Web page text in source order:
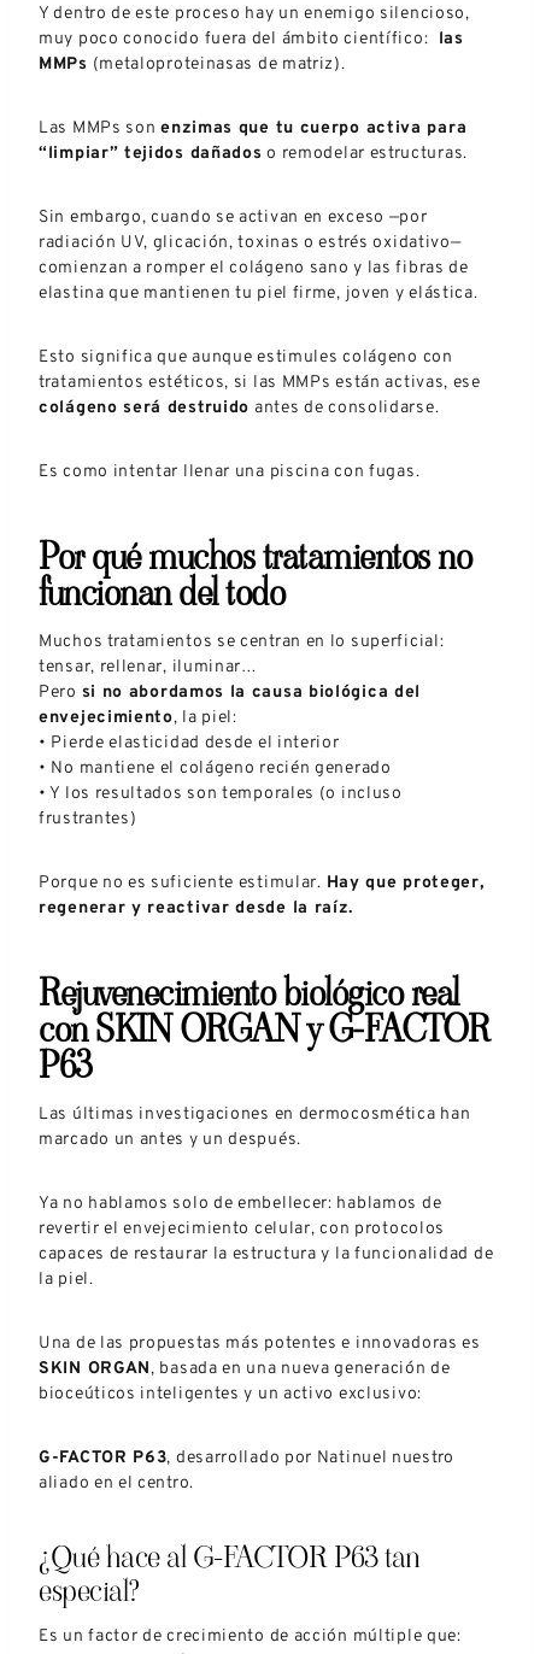
Y dentro de este proceso hay un enemigo silencioso,
muy poco conocido fuera del ámbito científico: las
MMPs (metaloproteinasas de matriz).
Las MMPs sonenzimas que tu cuerpo activa para
“limpiar” tejidos dañados o remodelar estructuras.
Sin embargo, cuando se activan en exceso —por
radiación UV, glicación, toxinas o estrés oxidativo—
comienzan a romper el colágeno sano y las fibras de
elastina que mantienen tu piel firme, joven y elástica.
Esto significa que aunque estimules colágeno con
tratamientos estéticos, si las MMPs están activas, ese
colágeno será destruido antes de consolidarse.
Es como intentar llenar una piscina con fugas.
Por qué muchos tratamientos no
funcionan del todo
Muchos tratamientos se centran en lo superficial:
tensar, rellenar, iluminar…
Pero si no abordamos la causa biológica del
envejecimiento, la piel:
• Pierde elasticidad desde el interior
• No mantiene el colágeno recién generado
• Y los resultados son temporales (o incluso
frustrantes)
Porque no es suficiente estimular. Hay que proteger,
regenerar y reactivar desde la raíz.
Rejuvenecimiento biológico real
con SKIN ORGAN y G-FACTOR
P63
Las últimas investigaciones en dermocosmética han
marcado un antes y un después.
Ya no hablamos solo de embellecer: hablamos de
revertir el envejecimiento celular, con protocolos
capaces de restaurar la estructura y la funcionalidad de
la piel.
Una de las propuestas más potentes e innovadoras es
SKIN ORGAN, basada en una nueva generación de
bioceúticos inteligentes y un activo exclusivo:
G-FACTOR P63, desarrollado por Natinuel nuestro
aliado en el centro.
¿Qué hace al G-FACTOR P63 tan
especial?
Es un factor de crecimiento de acción múltiple que: